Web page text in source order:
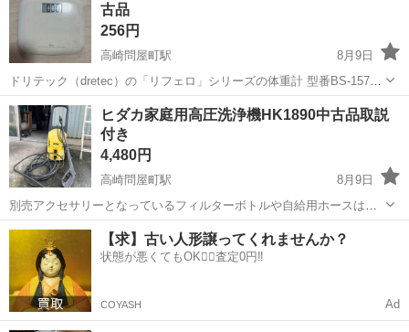
古品
256円
高崎問屋町駅
8月9日
ドリテック（dretec）の「リフェロ」シリーズの体重計 型番BS-157で
す。重量約650gで、軽量かつコンパクトなデザインが特徴です。のる
だけで電源が入り、50g単位で計測できる機能がついています 最大計
量150キログラ...
群馬 高崎市 高崎問屋町駅 生活家電
ヒダカ家庭用高圧洗浄機HK1890中古品取説
付き
4,480円
高崎問屋町駅
8月9日
別売アクセサリーとなっているフィルターボトルや自給用ホースは付
いておりません。しかしながら8mの延長ホースが付いております。使
い方マスターDVD(日高ショップオリジナル)が付いております ヒダカ
の家庭用高圧洗浄機「HK-1...
群馬 高崎市 高崎問屋町駅 生活家電
【求】古い人形譲ってくれませんか？
状態が悪くてもOK🙆‍♀️査定0円‼️
COYASH Ad